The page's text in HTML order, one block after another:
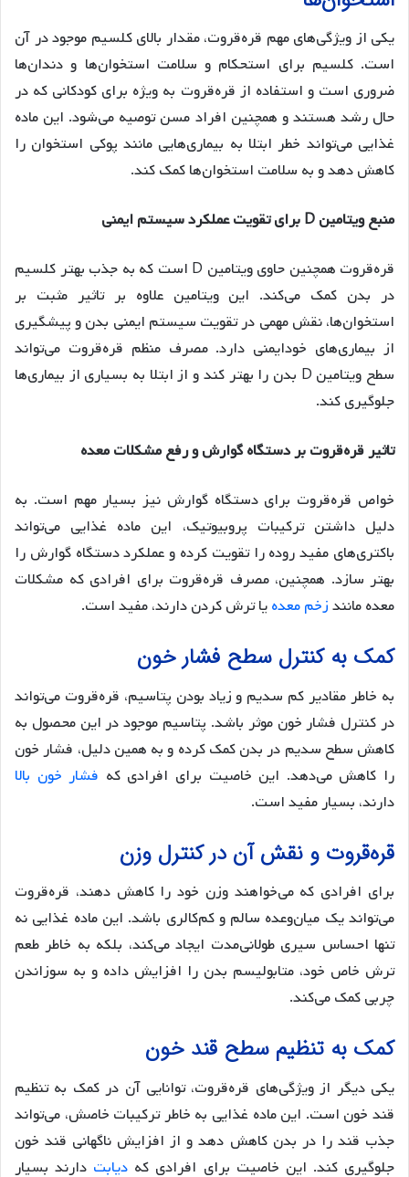
یکی از ویژگی‌های مهم قره‌قروت، مقدار بالای کلسیم موجود در آن
است. کلسیم برای استحکام و سلامت استخوان‌ها و دندان‌ها
ضروری است و استفاده از قره‌قروت به ویژه برای کودکانی که در
حال رشد هستند و همچنین افراد مسن توصیه می‌شود. این ماده
غذایی می‌تواند خطر ابتلا به بیماری‌هایی مانند پوکی استخوان را
کاهش دهد و به سلامت استخوان‌ها کمک کند.
منبع ویتامین D برای تقویت عملکرد سیستم ایمنی
قره‌قروت همچنین حاوی ویتامین D است که به جذب بهتر کلسیم
در بدن کمک می‌کند. این ویتامین علاوه بر تاثیر مثبت بر
استخوان‌ها، نقش مهمی در تقویت سیستم ایمنی بدن و پیشگیری
از بیماری‌های خودایمنی دارد. مصرف منظم قره‌قروت می‌تواند
سطح ویتامین D بدن را بهتر کند و از ابتلا به بسیاری از بیماری‌ها
جلوگیری کند.
تاثیر قره‌قروت بر دستگاه گوارش و رفع مشکلات معده
خواص قره‌قروت برای دستگاه گوارش نیز بسیار مهم است. به
دلیل داشتن ترکیبات پروبیوتیک، این ماده غذایی می‌تواند
باکتری‌های مفید روده را تقویت کرده و عملکرد دستگاه گوارش را
بهتر سازد. همچنین، مصرف قره‌قروت برای افرادی که مشکلات
معده مانندزخم معدهیا ترش کردن دارند، مفید است.
کمک به کنترل سطح فشار خون
به خاطر مقادیر کم سدیم و زیاد بودن پتاسیم، قره‌قروت می‌تواند
در کنترل فشار خون موثر باشد. پتاسیم موجود در این محصول به
کاهش سطح سدیم در بدن کمک کرده و به همین دلیل، فشار خون
را کاهش می‌دهد. این خاصیت برای افرادی که فشار خون بالا
دارند، بسیار مفید است.
قره‌قروت و نقش آن در کنترل وزن
برای افرادی که می‌خواهند وزن خود را کاهش دهند، قره‌قروت
می‌تواند یک میان‌وعده سالم و کم‌کالری باشد. این ماده غذایی نه
تنها احساس سیری طولانی‌مدت ایجاد می‌کند، بلکه به خاطر طعم
ترش خاص خود، متابولیسم بدن را افزایش داده و به سوزاندن
چربی کمک می‌کند.
کمک به تنظیم سطح قند خون
یکی دیگر از ویژگی‌های قره‌قروت، توانایی آن در کمک به تنظیم
قند خون است. این ماده غذایی به خاطر ترکیبات خاصش، می‌تواند
جذب قند را در بدن کاهش دهد و از افزایش ناگهانی قند خون
جلوگیری کند. این خاصیت برای افرادی که دیابت دارند بسیار